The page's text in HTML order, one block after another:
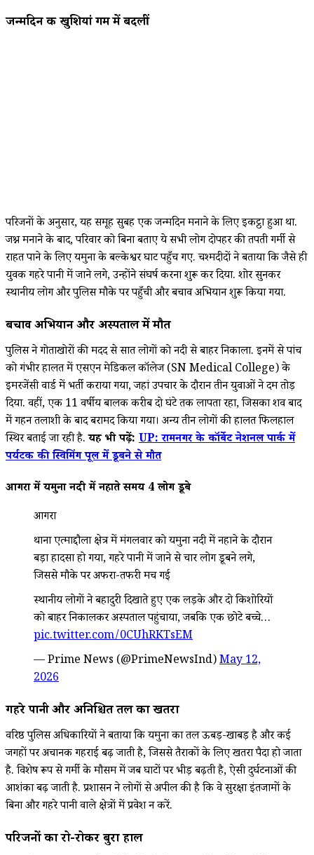
जन्मदिन की खुशियां गम में बदलीं
परिजनों के अनुसार, यह समूह सुबह एक जन्मदिन मनाने के लिए इकट्ठा हुआ था.
जश्न मनाने के बाद, परिवार को बिना बताए ये सभी लोग दोपहर की तपती गर्मी से
राहत पाने के लिए यमुना के बल्केश्वर घाट पहुँच गए. चश्मदीदों ने बताया कि जैसे ही
युवक गहरे पानी में जाने लगे, उन्होंने संघर्ष करना शुरू कर दिया. शोर सुनकर
स्थानीय लोग और पुलिस मौके पर पहुँची और बचाव अभियान शुरू किया गया.
बचाव अभियान और अस्पताल में मौत
पुलिस ने गोताखोरों की मदद से सात लोगों को नदी से बाहर निकाला. इनमें से पांच
को गंभीर हालत में एसएन मेडिकल कॉलेज (SN Medical College) के
इमरजेंसी वार्ड में भर्ती कराया गया, जहां उपचार के दौरान तीन युवाओं ने दम तोड़
दिया. वहीं, एक 11 वर्षीय बालक करीब दो घंटे तक लापता रहा, जिसका शव बाद
में गहन तलाशी के बाद बरामद किया गया। अन्य तीन लोगों की हालत फिलहाल
स्थिर बताई जा रही है.यह भी पढ़ें: UP: रामनगर के कॉर्बेट नेशनल पार्क में
पर्यटक की स्विमिंग पूल में डूबने से मौत
आगरा में यमुना नदी में नहाते समय 4 लोग डूबे
आगरा
थाना एत्माद्दौला क्षेत्र में मंगलवार को यमुना नदी में नहाने के दौरान
बड़ा हादसा हो गया, गहरे पानी में जाने से चार लोग डूबने लगे,
जिससे मौके पर अफरा-तफरी मच गई
स्थानीय लोगों ने बहादुरी दिखाते हुए एक लड़के और दो किशोरियों
को बाहर निकालकर अस्पताल पहुंचाया, जबकि एक छोटे बच्चे…
pic.twitter.com/0CUhRKTsEM
— Prime News (@PrimeNewsInd)May 12,
2026
गहरे पानी और अनिश्चित तल का खतरा
वरिष्ठ पुलिस अधिकारियों ने बताया कि यमुना का तल ऊबड़-खाबड़ है और कई
जगहों पर अचानक गहराई बढ़ जाती है, जिससे तैराकों के लिए खतरा पैदा हो जाता
है. विशेष रूप से गर्मी के मौसम में जब घाटों पर भीड़ बढ़ती है, ऐसी दुर्घटनाओं की
आशंका बढ़ जाती है. प्रशासन ने लोगों से अपील की है कि वे सुरक्षा इंतजामों के
बिना और गहरे पानी वाले क्षेत्रों में प्रवेश न करें.
परिजनों का रो-रोकर बुरा हाल